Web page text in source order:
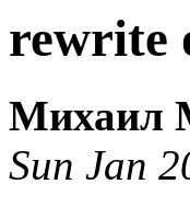
rewrite
Михаил
Sun Jan